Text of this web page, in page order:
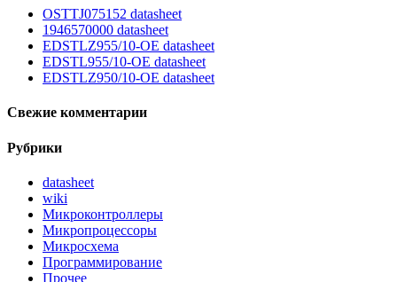
OSTTJ075152 datasheet
1946570000 datasheet
EDSTLZ955/10-OE datasheet
EDSTL955/10-OE datasheet
EDSTLZ950/10-OE datasheet
Свежие комментарии
Рубрики
datasheet
wiki
Микроконтроллеры
Микропроцессоры
Микросхема
Программирование
Прочее